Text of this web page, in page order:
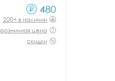
480
200+ в наличии
розничная цена
скидки